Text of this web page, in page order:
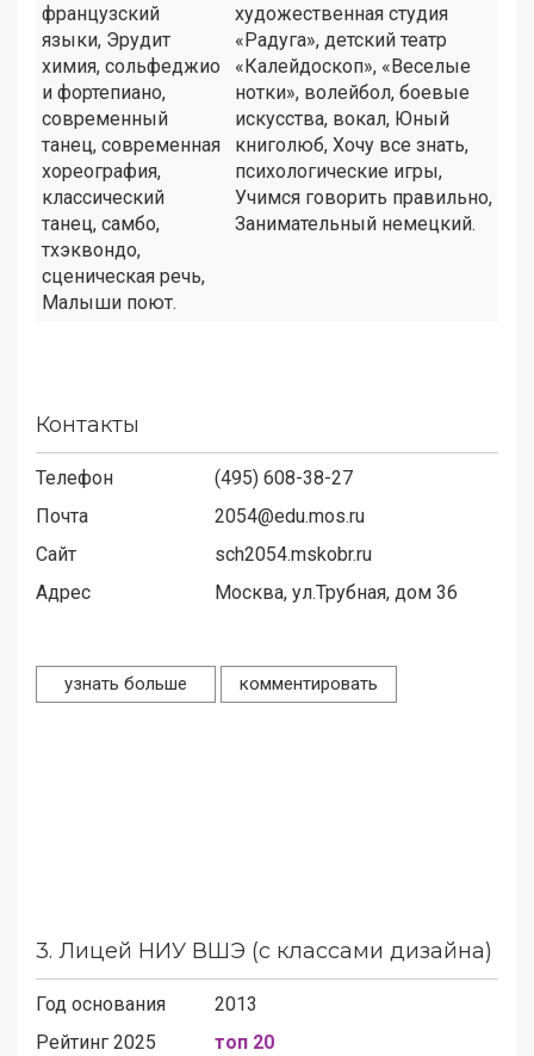
французский
языки, Эрудит
химия, сольфеджио
и фортепиано,
современный
танец, современная
хореография,
классический
танец, самбо,
тхэквондо,
сценическая речь,
Малыши поют.
художественная студия
«Радуга», детский театр
«Калейдоскоп», «Веселые
нотки», волейбол, боевые
искусства, вокал, Юный
книголюб, Хочу все знать,
психологические игры,
Учимся говорить правильно,
Занимательный немецкий.
Контакты
Телефон
(495) 608-38-27
Почта
2054@edu.mos.ru
Сайт
sch2054.mskobr.ru
Адрес
Москва, ул.Трубная, дом 36
узнать больше комментировать
3. Лицей НИУ ВШЭ (с классами дизайна)
Год основания
2013
Рейтинг 2025
топ 20